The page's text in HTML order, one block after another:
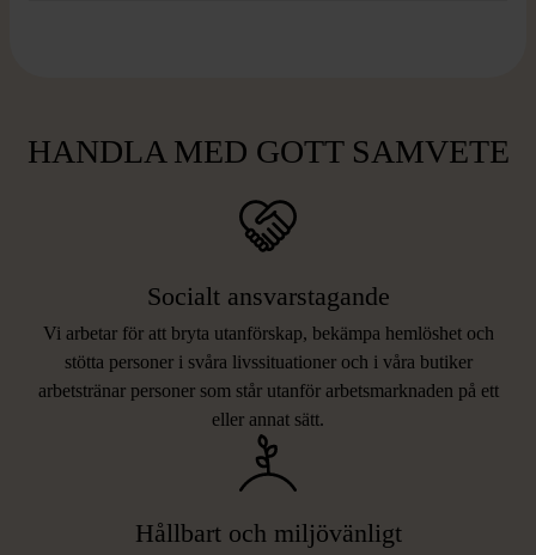
HANDLA MED GOTT SAMVETE
Socialt ansvarstagande
Vi arbetar för att bryta utanförskap, bekämpa hemlöshet och
stötta personer i svåra livssituationer och i våra butiker
arbetstränar personer som står utanför arbetsmarknaden på ett
eller annat sätt.
Hållbart och miljövänligt